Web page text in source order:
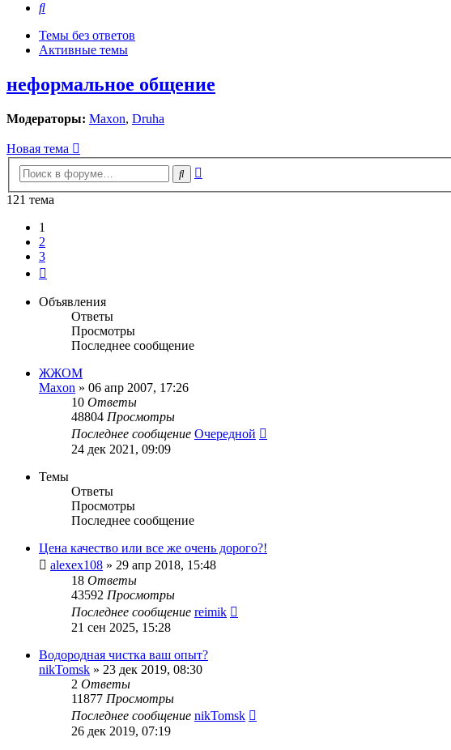
Поиск
Темы без ответов
Активные темы
неформальное общение
Модераторы: Maxon, Druha
Новая тема
Поиск
121 тема
1
2
3
Объявления
Ответы
Просмотры
Последнее сообщение
ЖЖОМ
Maxon » 06 апр 2007, 17:26
10 Ответы
48804 Просмотры
Последнее сообщение Очередной
24 дек 2021, 09:09
Темы
Ответы
Просмотры
Последнее сообщение
Цена качество или все же очень дорого?!
alexex108 » 29 апр 2018, 15:48
18 Ответы
43592 Просмотры
Последнее сообщение reimik
21 сен 2025, 15:28
Водородная чистка ваш опыт?
nikTomsk » 23 дек 2019, 08:30
2 Ответы
11877 Просмотры
Последнее сообщение nikTomsk
26 дек 2019, 07:19